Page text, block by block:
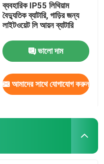
ব্যবহারিক IP55 লিথিয়াম
বৈদ্যুতিক ব্যাটারি, গাড়ির জন্য
লাইটওয়েট লি আয়ন ব্যাটারি
ভালো দাম
আমাদের সাথে যোগাযোগ করুন